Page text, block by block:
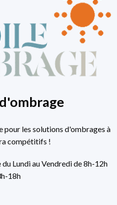
pour les solutions d'ombrages à
compétitifs !
Lundi au Vendredi de 8h-12h
18h